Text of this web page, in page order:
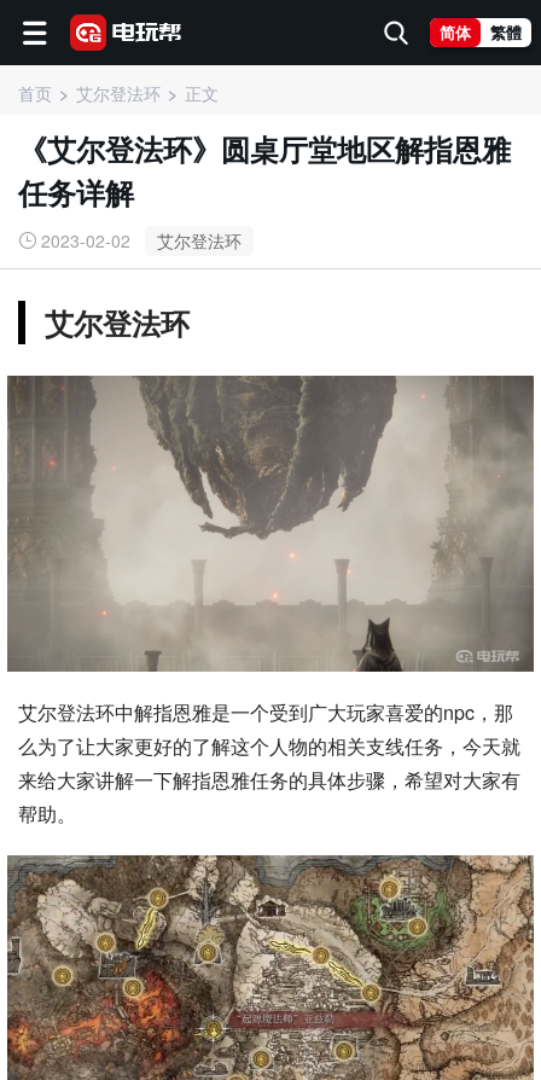
简体 繁體
首页 艾尔登法环 正文
《艾尔登法环》圆桌厅堂地区解指恩雅
任务详解
2023-02-02 艾尔登法环
艾尔登法环
艾尔登法环中解指恩雅是一个受到广大玩家喜爱的npc，那
么为了让大家更好的了解这个人物的相关支线任务，今天就
来给大家讲解一下解指恩雅任务的具体步骤，希望对大家有
帮助。